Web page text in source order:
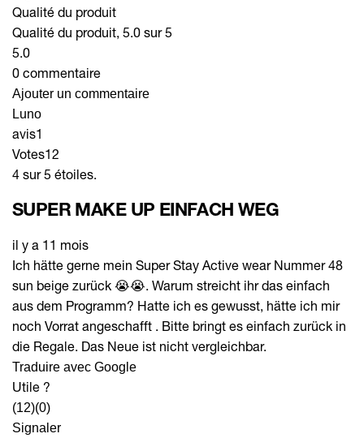
Qualité du produit
Qualité du produit, 5.0 sur 5
5.0
0 commentaire
Ajouter un commentaire
Luno
avis1
Votes12
4 sur 5 étoiles.
SUPER MAKE UP EINFACH WEG
il y a 11 mois
Ich hätte gerne mein Super Stay Active wear Nummer 48
sun beige zurück 😭😭. Warum streicht ihr das einfach
aus dem Programm? Hatte ich es gewusst, hätte ich mir
noch Vorrat angeschafft . Bitte bringt es einfach zurück in
die Regale. Das Neue ist nicht vergleichbar.
Traduire avec Google
Utile ?
(12)(0)
Signaler